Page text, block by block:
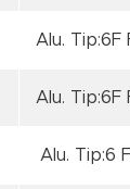
Alu. Tip:6F
Alu. Tip:6F
Alu. Tip:6